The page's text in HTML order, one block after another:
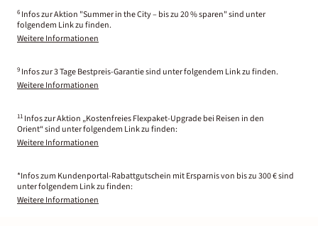
6 Infos zur Aktion "Summer in the City – bis zu 20 % sparen" sind unter
folgendem Link zu finden.
Weitere Informationen
9 Infos zur 3 Tage Bestpreis-Garantie sind unter folgendem Link zu finden.
Weitere Informationen
11 Infos zur Aktion „Kostenfreies Flexpaket-Upgrade bei Reisen in den
Orient“ sind unter folgendem Link zu finden:
Weitere Informationen
*Infos zum Kundenportal-Rabattgutschein mit Ersparnis von bis zu 300 € sind
unter folgendem Link zu finden:
Weitere Informationen